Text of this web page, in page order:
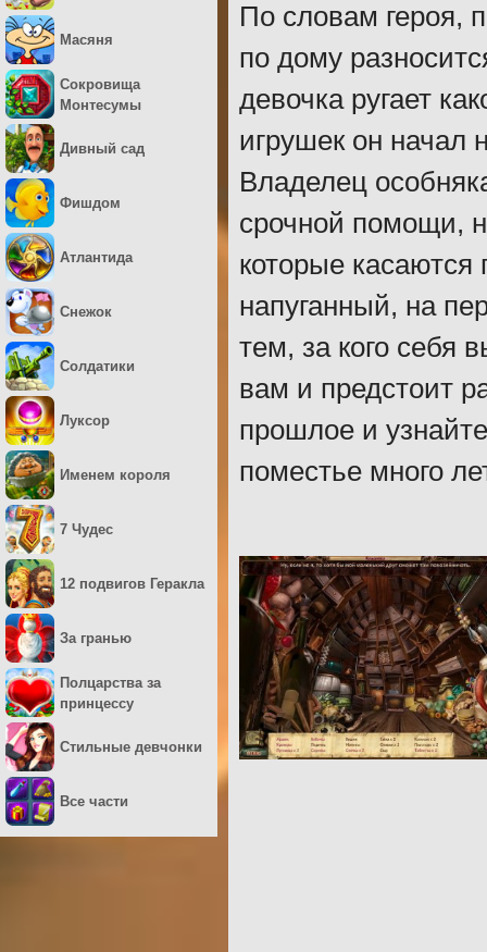
По словам героя,
по дому
девочка ругает
игрушек он начал
Владелец
срочной помощи,
которые
напуганный, на
тем, за кого себя
вам и предстоит
прошлое и
поместье много
Масяня
Сокровища
Монтесумы
Дивный сад
Фишдом
Атлантида
Снежок
Солдатики
Луксор
Именем короля
7 Чудес
12 подвигов Геракла
За гранью
Полцарства за
принцессу
Стильные девчонки
Все части